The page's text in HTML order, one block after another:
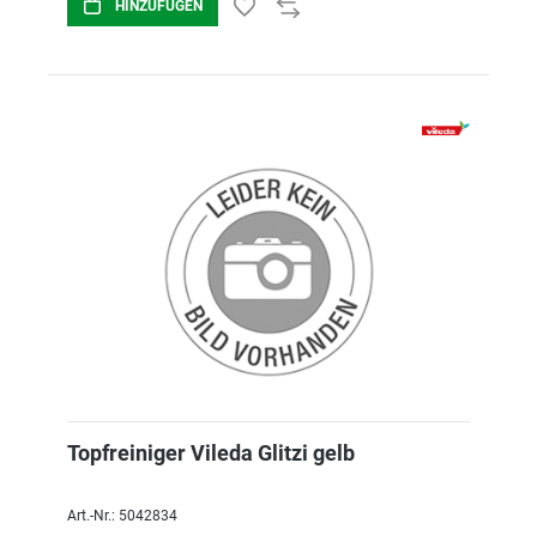
HINZUFÜGEN
Topfreiniger Vileda Glitzi gelb
Art.-Nr.: 5042834